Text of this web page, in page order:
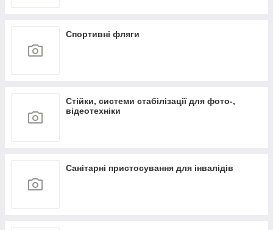
Спортивні фляги
Стійки, системи стабілізації для фото-,
відеотехніки
Санітарні пристосування для інвалідів